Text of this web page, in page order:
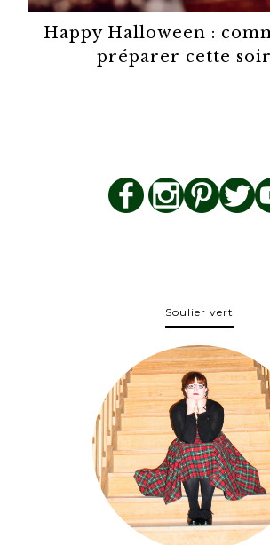
Happy Halloween :
préparer cette
Soulier vert